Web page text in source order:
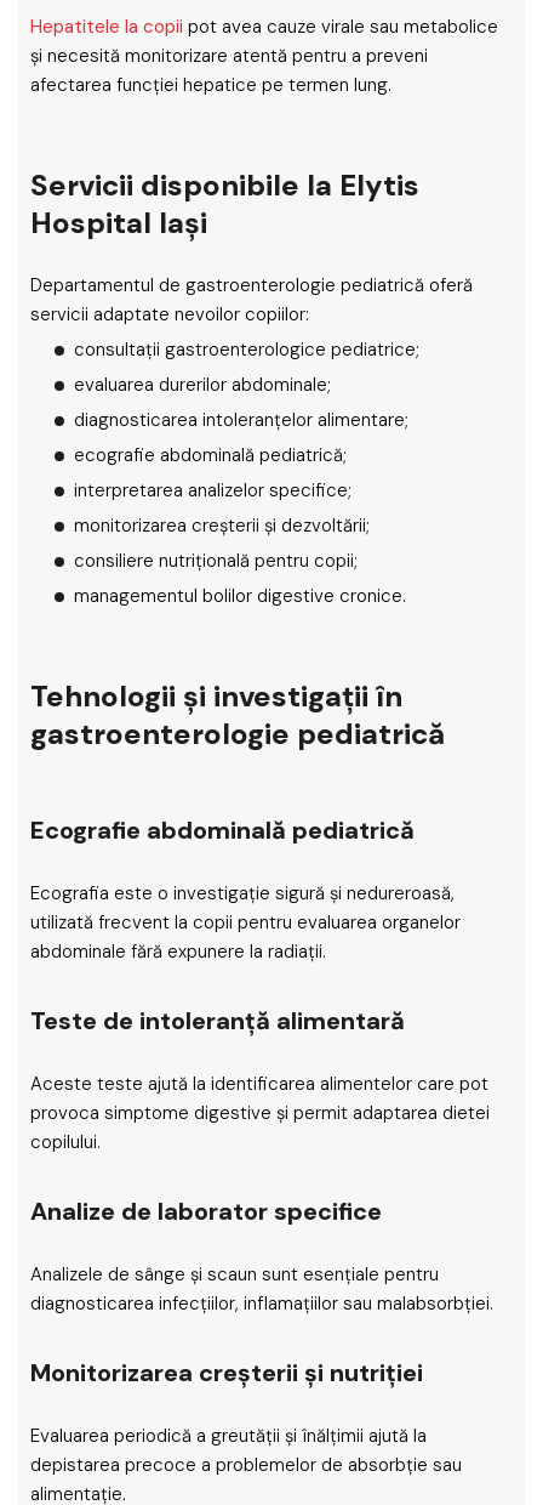
Hepatitele la copii pot avea cauze virale sau metabolice
și necesită monitorizare atentă pentru a preveni
afectarea funcției hepatice pe termen lung.
Servicii disponibile la Elytis
Hospital Iași
Departamentul de gastroenterologie pediatrică oferă
servicii adaptate nevoilor copiilor:
consultații gastroenterologice pediatrice;
evaluarea durerilor abdominale;
diagnosticarea intoleranțelor alimentare;
ecografie abdominală pediatrică;
interpretarea analizelor specifice;
monitorizarea creșterii și dezvoltării;
consiliere nutrițională pentru copii;
managementul bolilor digestive cronice.
Tehnologii și investigații în
gastroenterologie pediatrică
Ecografie abdominală pediatrică
Ecografia este o investigație sigură și nedureroasă,
utilizată frecvent la copii pentru evaluarea organelor
abdominale fără expunere la radiații.
Teste de intoleranță alimentară
Aceste teste ajută la identificarea alimentelor care pot
provoca simptome digestive și permit adaptarea dietei
copilului.
Analize de laborator specifice
Analizele de sânge și scaun sunt esențiale pentru
diagnosticarea infecțiilor, inflamațiilor sau malabsorbției.
Monitorizarea creșterii și nutriției
Evaluarea periodică a greutății și înălțimii ajută la
depistarea precoce a problemelor de absorbție sau
alimentație.